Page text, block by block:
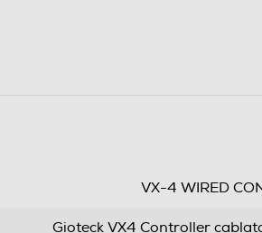
VX-4 WIRED
Gioteck VX4 Controller